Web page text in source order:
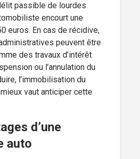
passible de lourdes
encourt une
euros. En cas de récidive,
peuvent être
des travaux d’intérêt
ou l’annulation du
l’immobilisation du
vaut anticiper cette
d’une
auto